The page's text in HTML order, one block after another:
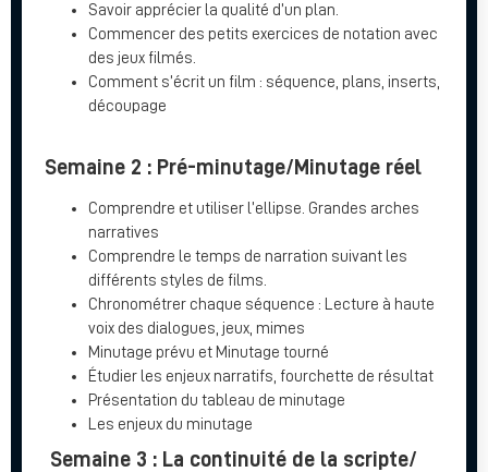
Savoir apprécier la qualité d’un plan.
Commencer des petits exercices de notation avec
des jeux filmés.
Comment s’écrit un film : séquence, plans, inserts,
découpage
Semaine 2 : Pré-minutage/Minutage réel
Comprendre et utiliser l’ellipse. Grandes arches
narratives
Comprendre le temps de narration suivant les
différents styles de films.
Chronométrer chaque séquence : Lecture à haute
voix des dialogues, jeux, mimes
Minutage prévu et Minutage tourné
Étudier les enjeux narratifs, fourchette de résultat
Présentation du tableau de minutage
Les enjeux du minutage
Semaine 3 : La continuité de la scripte/